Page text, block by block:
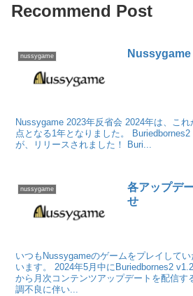
Recommend Post
nussygame Nussygame
Nussygame 2023年反省会 2024年は、こ
点となる1年となりました。
が、リリースされました！ Buri...
nussygame
各アップデ
せ
いつもNussygameのゲームをプレイして
います。 2024年5月中にBuriedbornes2
から月次コンテンツアップデートを配信す
調不良に伴い...